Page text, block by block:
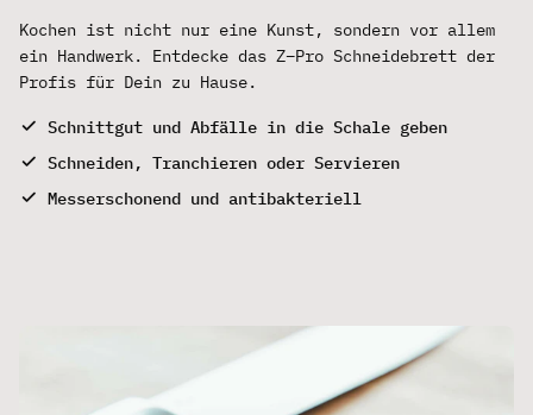
Kochen ist nicht nur eine Kunst, sondern vor allem
ein Handwerk. Entdecke das Z–Pro Schneidebrett der
Profis für Dein zu Hause.
Schnittgut und Abfälle in die Schale geben
Schneiden, Tranchieren oder Servieren
Messerschonend und antibakteriell